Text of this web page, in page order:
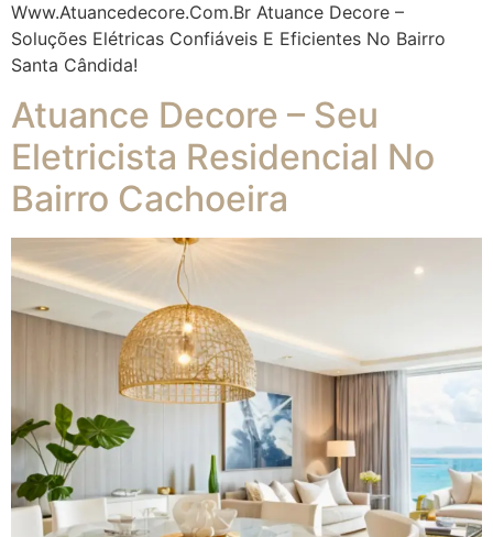
Www.atuancedecore.com.br Atuance Decore –
Soluções Elétricas Confiáveis E Eficientes No Bairro
Santa Cândida!
Atuance Decore – Seu
Eletricista Residencial No
Bairro Cachoeira